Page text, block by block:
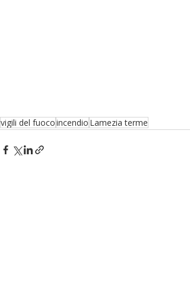
vigili del fuocoincendio Lamezia terme